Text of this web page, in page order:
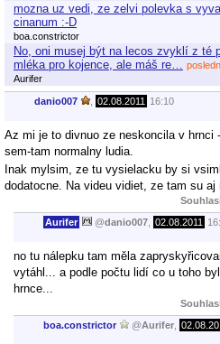
mozna uz vedi, ze zelvi polevka s
cinanum :-D
boa.constrictor
No, oni musej být na lecos zvyklí z té
mléka pro kojence, ale máš re…
Aurifer
danio007 02.08.2011 16:10
Az mi je to divnuo ze neskoncila v
sem-tam normalny ludia.
Inak mylsim, ze tu vysielacku by si
dodatocne. Na videu vidiet, ze tam su
Aurifer @danio007 02.08.2011
no tu nálepku tam měla
vytáhl... a podle počtu lidí co u toho
hrnce...
boa.constrictor @Aurifer